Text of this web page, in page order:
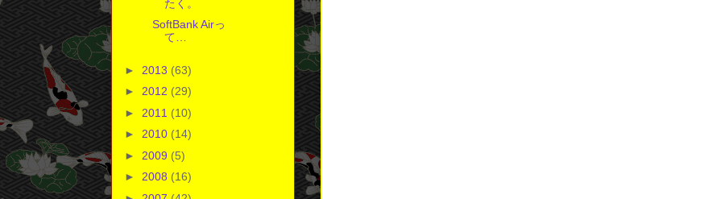
たく。
SoftBank Airっ
て…
► 2013 (63)
► 2012 (29)
► 2011 (10)
► 2010 (14)
► 2009 (5)
► 2008 (16)